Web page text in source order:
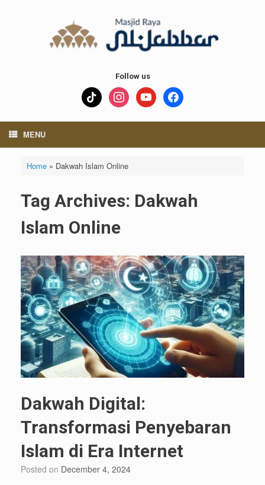
Follow us
tiktok instagramyoutube facebook
MENU
Home» Dakwah Islam Online
Tag Archives: Dakwah
Islam Online
Dakwah Digital:
Transformasi Penyebaran
Islam di Era Internet
Posted on December 4, 2024